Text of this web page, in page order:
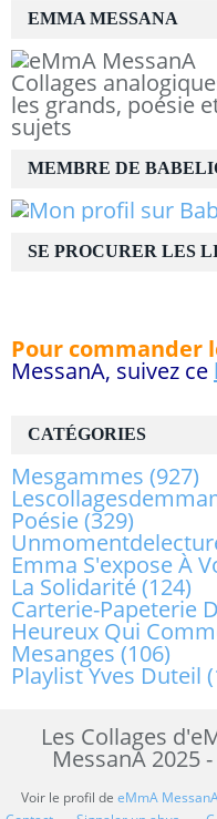
EMMA MESSANA
Collages
les grands, poésie
sujets
CATÉGORIES
Mesgammes (927)
Poésie(329)
Emma S'expose À
La Solidarité(124)
Carterie-Papeterie
Heureux Qui
Mesanges (106)
Playlist Yves Duteil
MEMBRE DE
SE PROCURER LES
Pour commander
MessanA, suivez ce
Les Collages
MessanA 2025
Voir le profil de eMmA